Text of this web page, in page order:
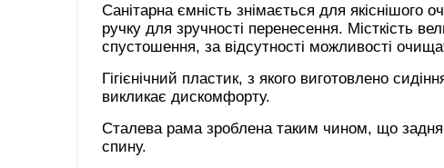
Санітарна ємність знімається для якіснішого
ручку для зручності перенесення. Місткість
спустошення, за відсутності можливості
Гігієнічний пластик, з якого виготовлено
викликає дискомфорту.
Сталева рама зроблена таким чином, що
спину.